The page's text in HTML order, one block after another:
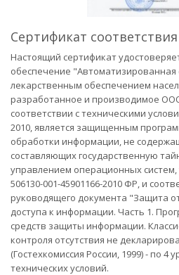
Сертификат
Настоящий сертификат
обеспечение "Автоматизированная
лекарственным обеспечением
разработанное и производимое
соответствии с техническими
2010, является защищенным
обработки информации, не
составляющих государственную
управлением операционных
506130-001-45901166-2010 ФР, и
руководящего документа "Защита
доступа к информации. Часть 1.
средств защиты информации.
контроля отсутствия не
(Гостехкомиссия России, 1999) - по 4
технических условий.